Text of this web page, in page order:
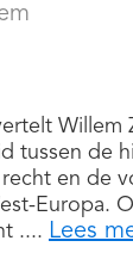
Willem
tussen de
en de
Europa.
.... Lees